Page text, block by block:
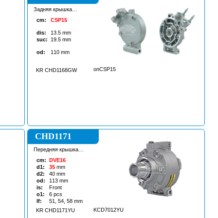
Задняя крышка
кондиционера
cm: CSP15
dis: 13.5 mm
suc:
19.5 mm
od: 110 mm
KR CHD1168GW onCSP15
CHD1171
Передняя крышка
cm: DVE16
d1:
35 mm
d2:
40 mm
od:
113 mm
is:
Front
o1:
6 pcs
lf:
51, 54, 58 mm
KR CHD1171YU
KCD7012YU